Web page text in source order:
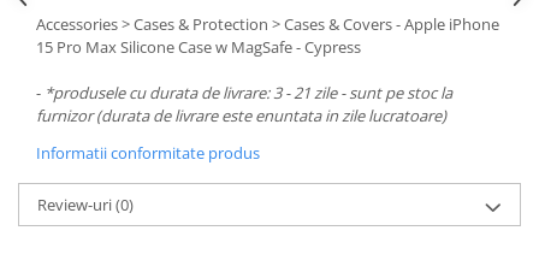
Servere & Componente
Componente Server
Servere
Software
Retelistica & Supraveghere
Printing
Accessories > Cases & Protection > Cases & Covers - Apple iPhone
15 Pro Max Silicone Case w MagSafe - Cypress
- *produsele cu durata de livrare: 3 - 21 zile - sunt pe stoc la
furnizor (durata de livrare este enuntata in zile lucratoare)
Informatii conformitate produs
Review-uri(0)